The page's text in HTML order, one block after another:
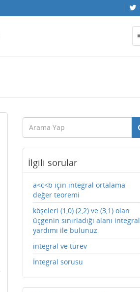
İlgili sorular
a<c<b için integral ortalama
değer teoremi
köşeleri (1,0) (2,2) ve (3,1) olan
üçgenin sınırladığı alanı integral
yardımı ile bulunuz
integral ve türev
İntegral sorusu